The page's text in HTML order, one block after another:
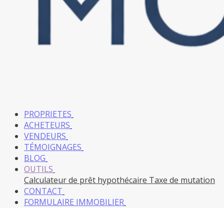
PROPRIETES
ACHETEURS
VENDEURS
TÉMOIGNAGES
BLOG
OUTILS
Calculateur de prêt hypothécaire Taxe de mutation
CONTACT
FORMULAIRE IMMOBILIER